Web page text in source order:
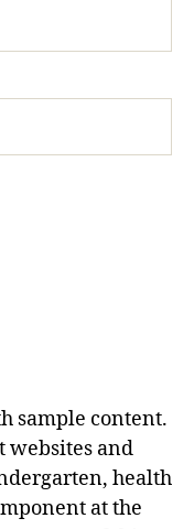
sample content.
websites and
health
at the